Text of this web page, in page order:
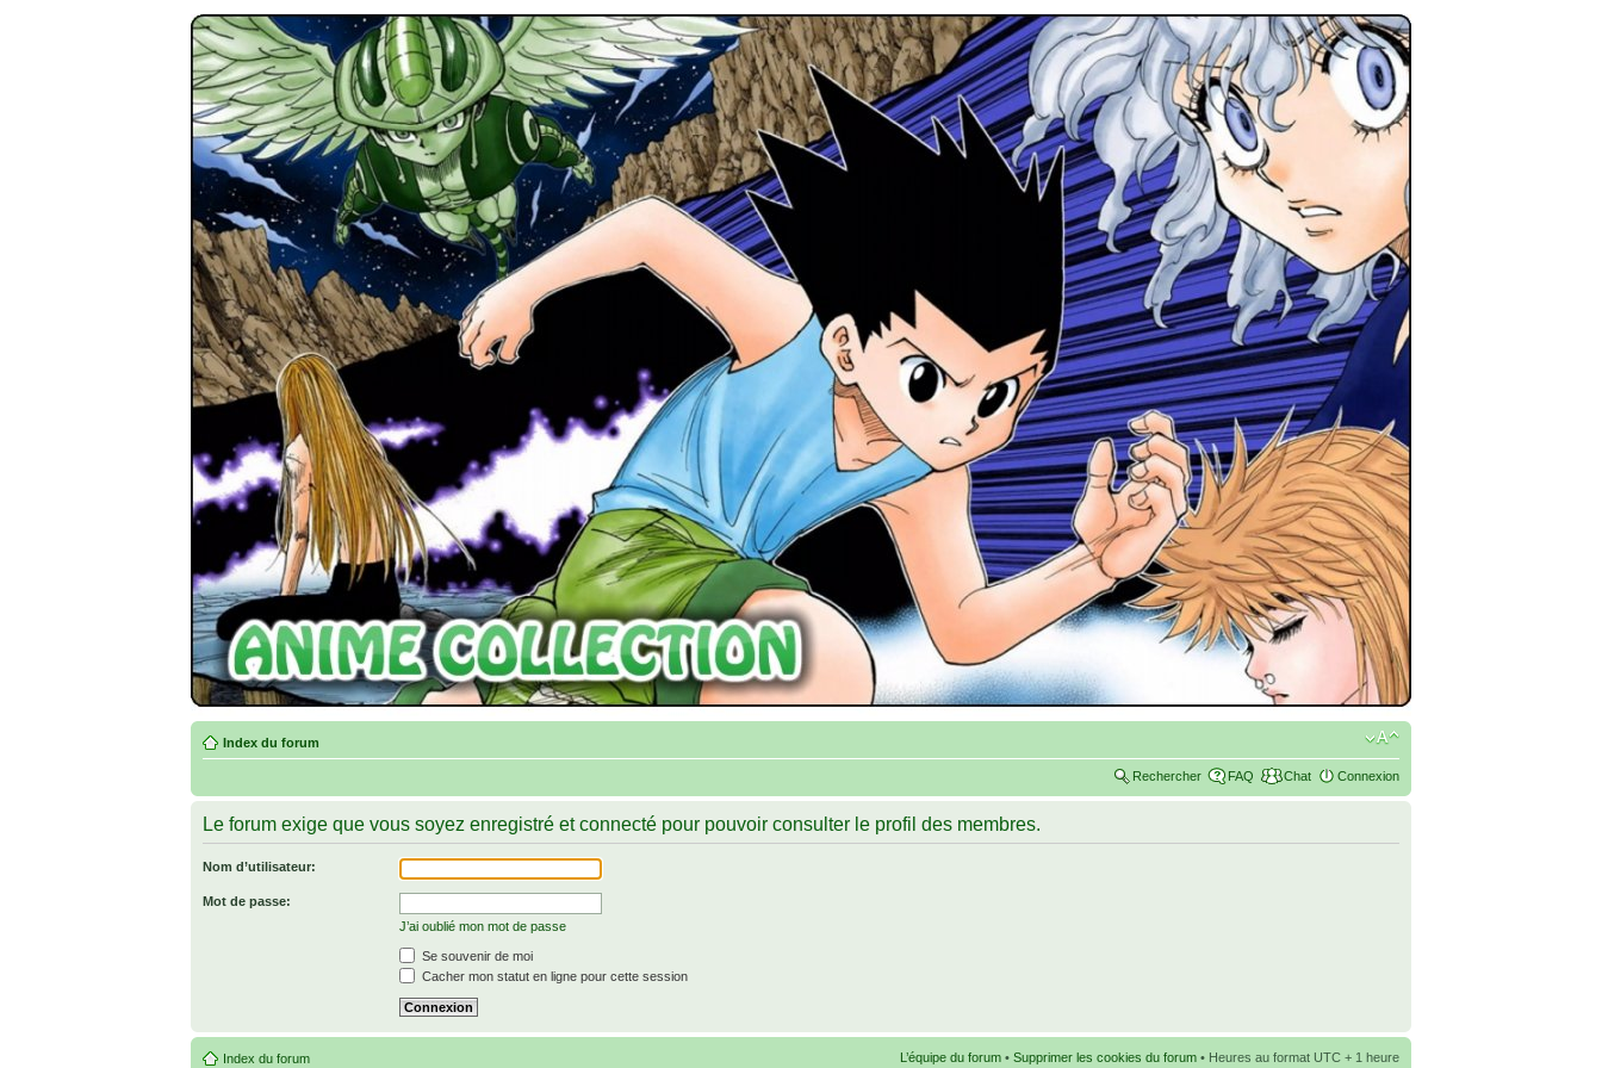
Index du forum
Rechercher FAQ Chat Connexion
Le forum exige que vous soyez enregistré et connecté pour pouvoir consulter le profil des membres.
Nom d’utilisateur:
Mot de passe:
J’ai oublié mon mot de passe
Se souvenir de moi
Cacher mon statut en ligne pour cette session
Index du forum L’équipe du forum • Supprimer les cookies du forum • Heures au format UTC + 1 heure